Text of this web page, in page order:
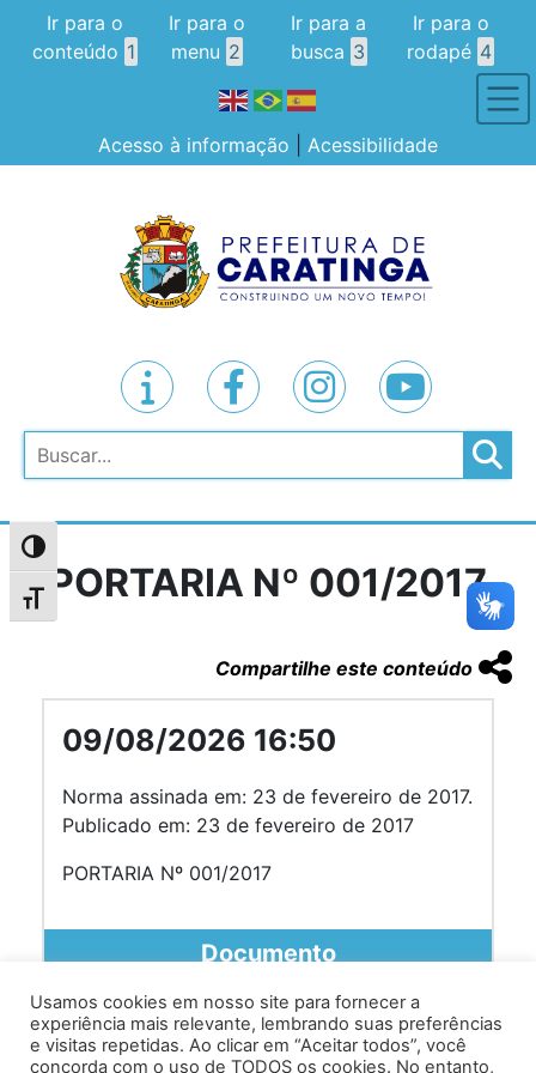
Alternar alto contraste
Alternar tamanho da fonte
Ir para o
conteúdo 1
Ir para o
menu 2
Ir para a
busca 3
Ir para o
rodapé 4
Acesso à informação Acessibilidade
Pesquisar
PORTARIA Nº 001/2017
Compartilhe este conteúdo
09/08/2026 16:50
Norma assinada em: 23 de fevereiro de 2017.
Publicado em: 23 de fevereiro de 2017
PORTARIA Nº 001/2017
Documento
Usamos cookies em nosso site para fornecer a
experiência mais relevante, lembrando suas preferências
e visitas repetidas. Ao clicar em “Aceitar todos”, você
concorda com o uso de TODOS os cookies. No entanto,